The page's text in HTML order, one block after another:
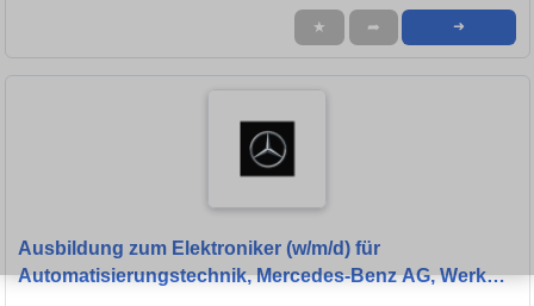
★ ➦ ➜
Ausbildung zum Elektroniker (w/m/d) für
Automatisierungstechnik, Mercedes-Benz AG, Werk